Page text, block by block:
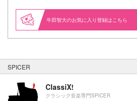
牛田智大のお気に入り登録はこちら
SPICER
ClassiX!
クラシック音楽専門SPICER